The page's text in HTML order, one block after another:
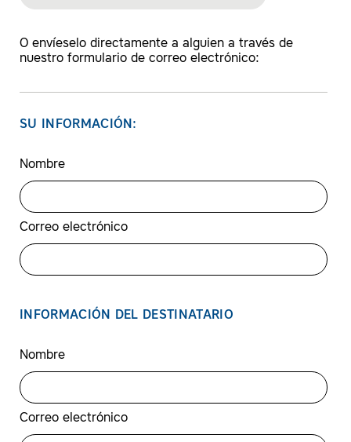
O envíeselo directamente a alguien a través de
nuestro formulario de correo electrónico:
SU INFORMACIÓN:
Nombre
Correo electrónico
INFORMACIÓN DEL DESTINATARIO
Nombre
Correo electrónico